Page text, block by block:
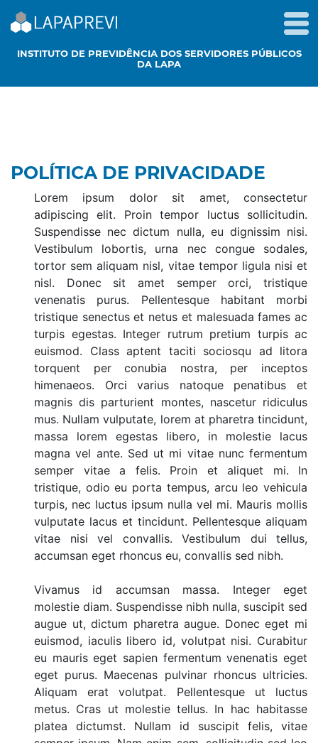
INSTITUTO DE PREVIDÊNCIA DOS SERVIDORES PÚBLICOS
DA LAPA
POLÍTICA DE PRIVACIDADE
Lorem ipsum dolor sit amet, consectetur
adipiscing elit. Proin tempor luctus sollicitudin.
Suspendisse nec dictum nulla, eu dignissim nisi.
Vestibulum lobortis, urna nec congue sodales,
tortor sem aliquam nisl, vitae tempor ligula nisi et
nisl. Donec sit amet semper orci, tristique
venenatis purus. Pellentesque habitant morbi
tristique senectus et netus et malesuada fames ac
turpis egestas. Integer rutrum pretium turpis ac
euismod. Class aptent taciti sociosqu ad litora
torquent per conubia nostra, per inceptos
himenaeos. Orci varius natoque penatibus et
magnis dis parturient montes, nascetur ridiculus
mus. Nullam vulputate, lorem at pharetra tincidunt,
massa lorem egestas libero, in molestie lacus
magna vel ante. Sed ut mi vitae nunc fermentum
semper vitae a felis. Proin et aliquet mi. In
tristique, odio eu porta tempus, arcu leo vehicula
turpis, nec luctus ipsum nulla vel mi. Mauris mollis
vulputate lacus et tincidunt. Pellentesque aliquam
vitae nisi vel convallis. Vestibulum dui tellus,
accumsan eget rhoncus eu, convallis sed nibh.
Vivamus id accumsan massa. Integer eget
molestie diam. Suspendisse nibh nulla, suscipit sed
augue ut, dictum pharetra augue. Donec eget mi
euismod, iaculis libero id, volutpat nisi. Curabitur
eu mauris eget sapien fermentum venenatis eget
eget purus. Maecenas pulvinar rhoncus ultricies.
Aliquam erat volutpat. Pellentesque ut luctus
metus. Cras ut molestie tellus. In hac habitasse
platea dictumst. Nullam id suscipit felis, vitae